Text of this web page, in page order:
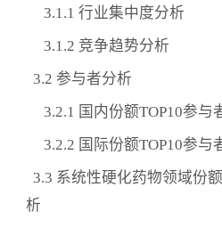
3.1.1 行业集中度分析
3.1.2 竞争趋势分析
3.2 参与者分析
3.2.1 国内份额TOP10参与
3.2.2 国际份额TOP10参与
3.3 系统性硬化药物领域份
析